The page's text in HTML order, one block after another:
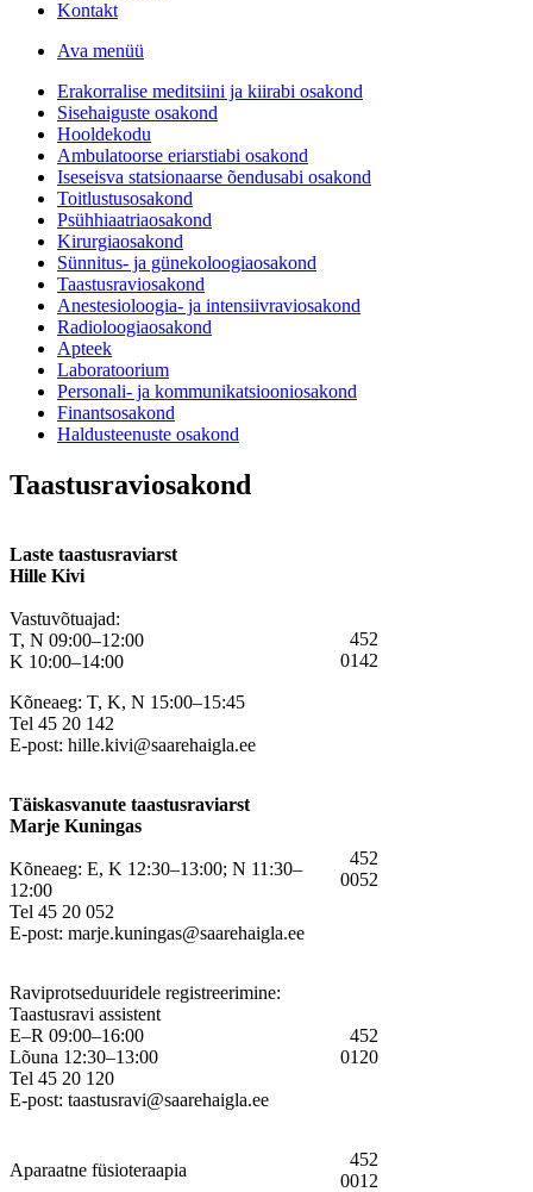
Kontakt
Ava menüü
Erakorralise meditsiini ja kiirabi osakond
Sisehaiguste osakond
Hooldekodu
Ambulatoorse eriarstiabi osakond
Iseseisva statsionaarse õendusabi osakond
Toitlustusosakond
Psühhiaatriaosakond
Kirurgiaosakond
Sünnitus- ja günekoloogiaosakond
Taastusraviosakond
Anestesioloogia- ja intensiivraviosakond
Radioloogiaosakond
Apteek
Laboratoorium
Personali- ja kommunikatsiooniosakond
Finantsosakond
Haldusteenuste osakond
Taastusraviosakond
Laste taastusraviarst
Hille Kivi
Vastuvõtuajad:
T, N 09:00–12:00
K 10:00–14:00
Kõneaeg: T, K, N 15:00–15:45
Tel 45 20 142
E-post: hille.kivi@saarehaigla.ee
452
0142
Täiskasvanute taastusraviarst
Marje Kuningas
Kõneaeg: E, K 12:30–13:00; N 11:30–
12:00
Tel 45 20 052
E-post: marje.kuningas@saarehaigla.ee
452
0052
Raviprotseduuridele registreerimine:
Taastusravi assistent
E–R 09:00–16:00
Lõuna 12:30–13:00
Tel 45 20 120
E-post: taastusravi@saarehaigla.ee
452
0120
Aparaatne füsioteraapia
452
0012